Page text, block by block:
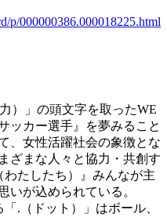
p/000000386.000018225.html
力）」の頭文字を取ったWE
ッカー選手』を夢みること
、女性活躍社会の象徴とな
ざまな人々と協力・共創す
たしたち）』みんなが主
いが込められている。
.（ドット）」はボール、